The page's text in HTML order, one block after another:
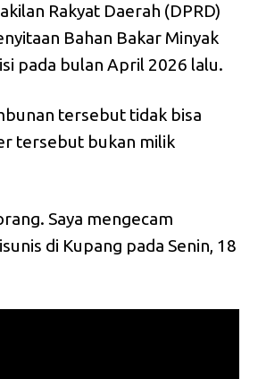
Rakyat Daerah (DPRD)
Bahan Bakar Minyak
pada bulan April 2026 lalu.
tersebut tidak bisa
tersebut bukan milik
Saya mengecam
di Kupang pada Senin, 18